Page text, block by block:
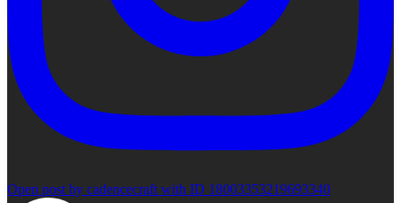
Open post by cadencecraft with ID 18003353219693340